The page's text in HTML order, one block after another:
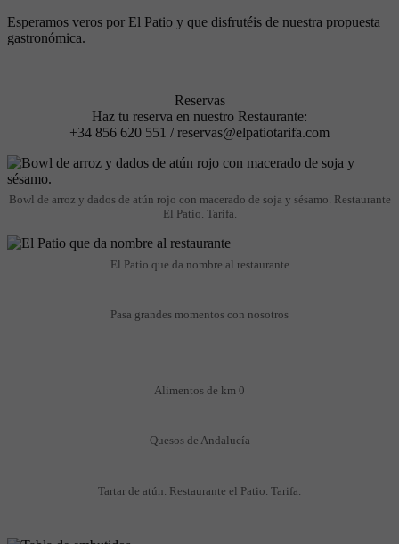
Esperamos veros por El Patio y que disfrutéis de nuestra propuesta
gastronómica.
Reservas
Haz tu reserva en nuestro Restaurante:
+34 856 620 551 / reservas@elpatiotarifa.com
Bowl de arroz y dados de atún rojo con macerado de soja y sésamo. Restaurante
El Patio. Tarifa.
El Patio que da nombre al restaurante
Pasa grandes momentos con nosotros
Alimentos de km 0
Quesos de Andalucía
Tartar de atún. Restaurante el Patio. Tarifa.